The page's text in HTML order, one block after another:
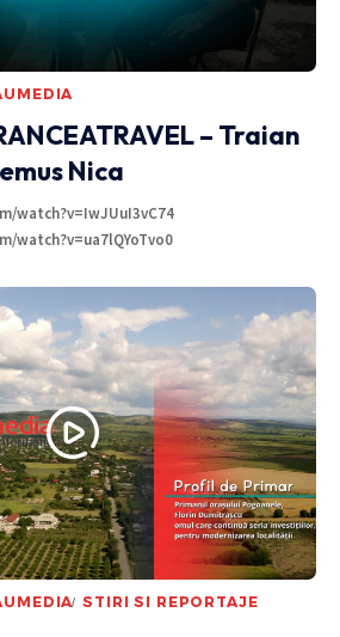
– Traian
Nica
watch?v=IwJUuI3vC74
watch?v=ua7lQYoTvo0
STIRI SI REPORTAJE